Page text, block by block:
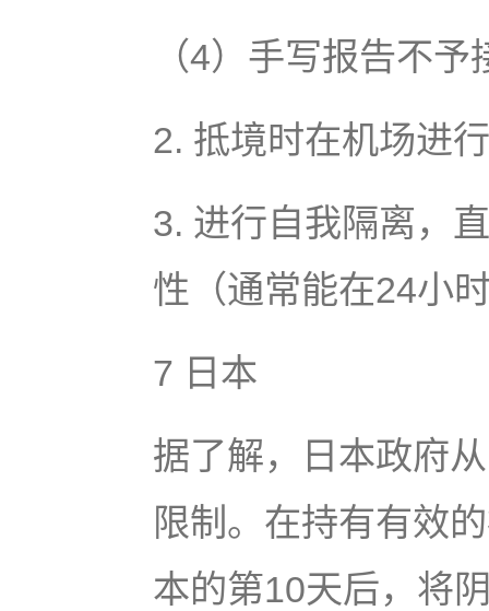
（4）手写报告不予
2. 抵境时在机场进
3. 进行自我隔离，
性（通常能在24小
7 日本
据了解，日本政府
限制。在持有有效
本的第10天后，将